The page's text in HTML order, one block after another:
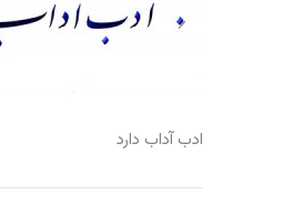
ادب آداب دارد